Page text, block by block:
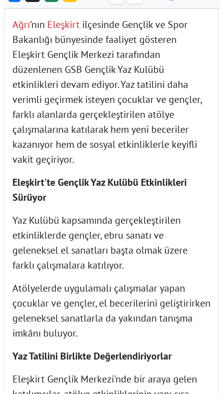
Ağrı'nın Eleşkirt ilçesinde Gençlik ve Spor
Bakanlığı bünyesinde faaliyet gösteren
Eleşkirt Gençlik Merkezi tarafından
düzenlenen GSB Gençlik Yaz Kulübü
etkinlikleri devam ediyor. Yaz tatilini daha
verimli geçirmek isteyen çocuklar ve gençler,
farklı alanlarda gerçekleştirilen atölye
çalışmalarına katılarak hem yeni beceriler
kazanıyor hem de sosyal etkinliklerle keyifli
vakit geçiriyor.
Eleşkirt'te Gençlik Yaz Kulübü Etkinlikleri
Sürüyor
Yaz Kulübü kapsamında gerçekleştirilen
etkinliklerde gençler, ebru sanatı ve
geleneksel el sanatları başta olmak üzere
farklı çalışmalara katılıyor.
Atölyelerde uygulamalı çalışmalar yapan
çocuklar ve gençler, el becerilerini geliştirirken
geleneksel sanatlarla da yakından tanışma
imkânı buluyor.
Yaz Tatilini Birlikte Değerlendiriyorlar
Eleşkirt Gençlik Merkezi'nde bir araya gelen